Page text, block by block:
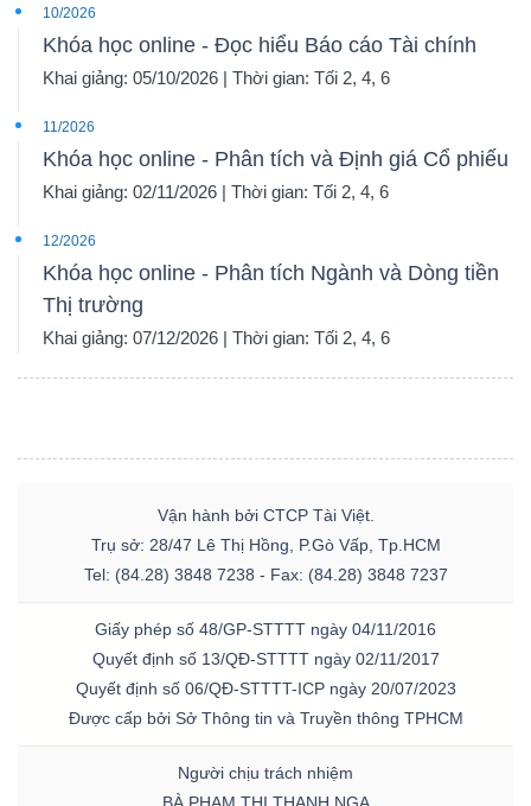
10/2026
Khóa học online - Đọc hiểu Báo cáo Tài chính
Khai giảng: 05/10/2026 | Thời gian: Tối 2, 4, 6
11/2026
Khóa học online - Phân tích và Định giá Cổ phiếu
Khai giảng: 02/11/2026 | Thời gian: Tối 2, 4, 6
12/2026
Khóa học online - Phân tích Ngành và Dòng tiền
Thị trường
Khai giảng: 07/12/2026 | Thời gian: Tối 2, 4, 6
Vận hành bởi CTCP Tài Việt.
Trụ sở: 28/47 Lê Thị Hồng, P.Gò Vấp, Tp.HCM
Tel: (84.28) 3848 7238 - Fax: (84.28) 3848 7237
Giấy phép số 48/GP-STTTT ngày 04/11/2016
Quyết định số 13/QĐ-STTTT ngày 02/11/2017
Quyết định số 06/QĐ-STTTT-ICP ngày 20/07/2023
Được cấp bởi Sở Thông tin và Truyền thông TPHCM
Người chịu trách nhiệm
BÀ PHẠM THỊ THANH NGA